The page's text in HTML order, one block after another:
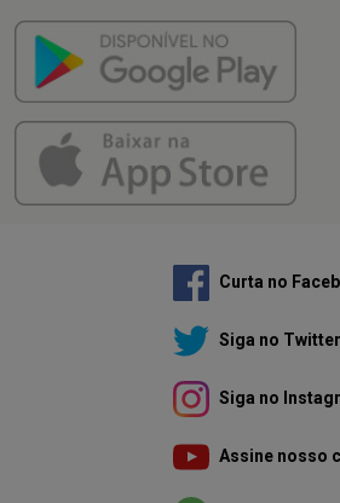
Curta no
Siga no Twitter
Siga no
Assine nosso